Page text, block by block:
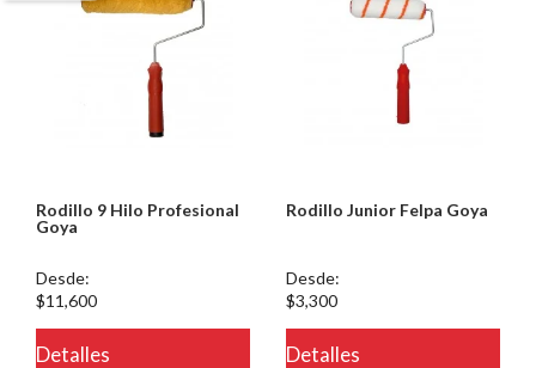
ver.php
Rodillo 9 Hilo Profesional
Goya
Desde:
$11,600
Detalles
Rodillo Junior Felpa Goya
Desde:
$3,300
Detalles